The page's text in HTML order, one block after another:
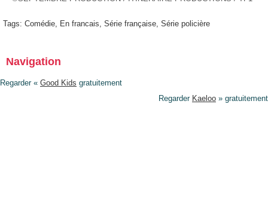
Tags: Comédie, En francais, Série française, Série policière
Navigation
Regarder « Good Kids gratuitement
Regarder Kaeloo » gratuitement